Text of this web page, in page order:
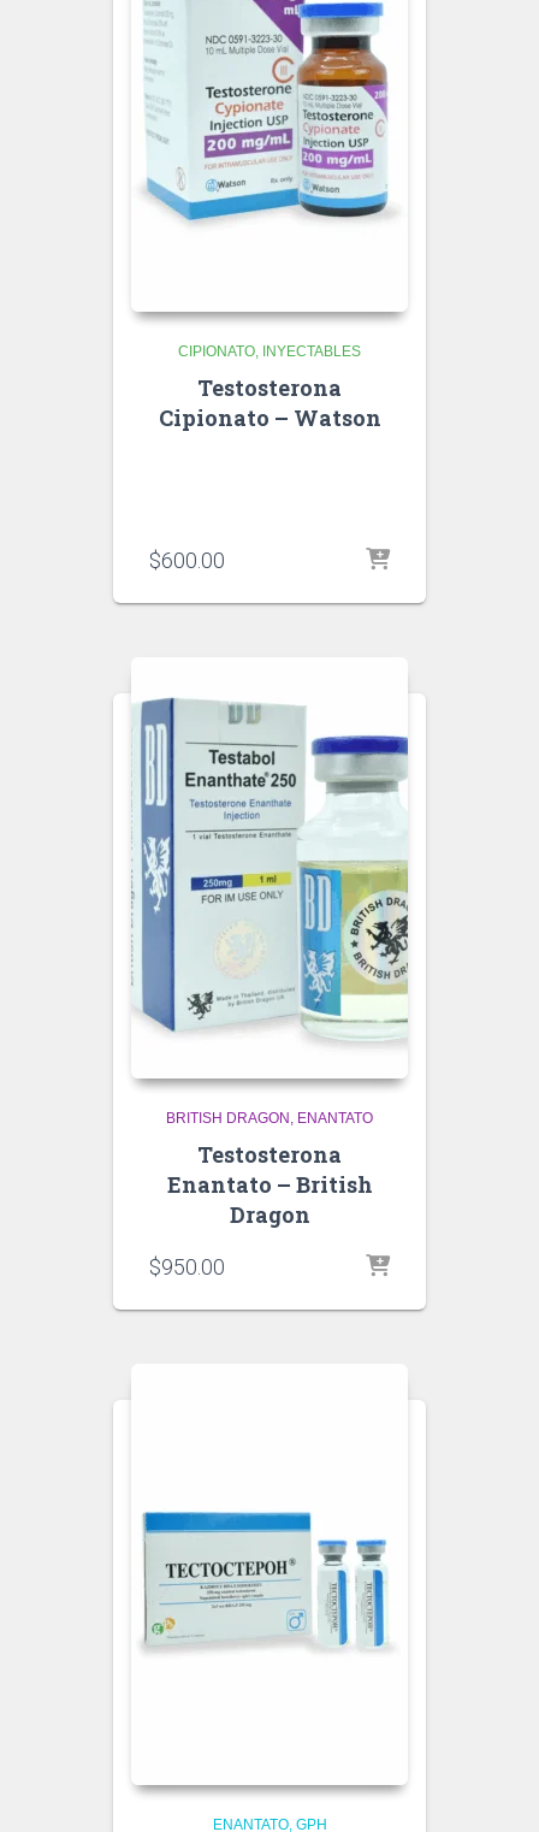
CIPIONATO INYECTABLES
Testosterona
Cipionato – Watson
$600.00
BRITISH DRAGON ENANTATO
Testosterona
Enantato – British
Dragon
$950.00
ENANTATO GPH